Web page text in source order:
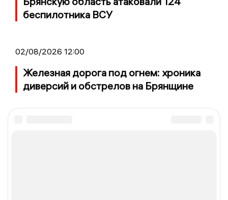
беспилотника ВСУ
02/08/2026 12:00
Железная дорога под огнем: хроника
диверсий и обстрелов на Брянщине